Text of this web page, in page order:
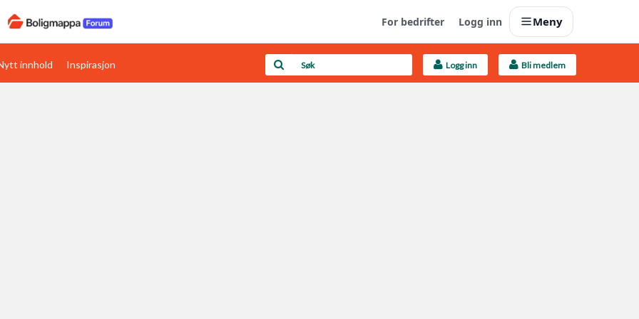
For bedrifter Logg inn Meny
Boligens papirer Last opp selv
innhold Inspirasjon Logg inn Bli medlem